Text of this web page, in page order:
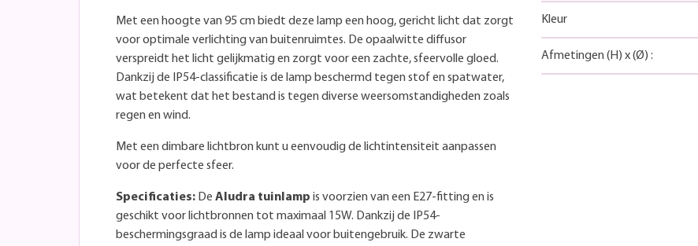
Met een hoogte van 95 cm biedt deze lamp een hoog, gericht licht dat zorgt
voor optimale verlichting van buitenruimtes. De opaalwitte diffusor
verspreidt het licht gelijkmatig en zorgt voor een zachte, sfeervolle gloed.
Dankzij de IP54-classificatie is de lamp beschermd tegen stof en spatwater,
wat betekent dat het bestand is tegen diverse weersomstandigheden zoals
regen en wind.
Met een dimbare lichtbron kunt u eenvoudig de lichtintensiteit aanpassen
voor de perfecte sfeer.
Specificaties: De Aludra tuinlamp is voorzien van een E27-fitting en is
geschikt voor lichtbronnen tot maximaal 15W. Dankzij de IP54-
beschermingsgraad is de lamp ideaal voor buitengebruik. De zwarte
Kleur
Afmetingen (H) x(Ø) :